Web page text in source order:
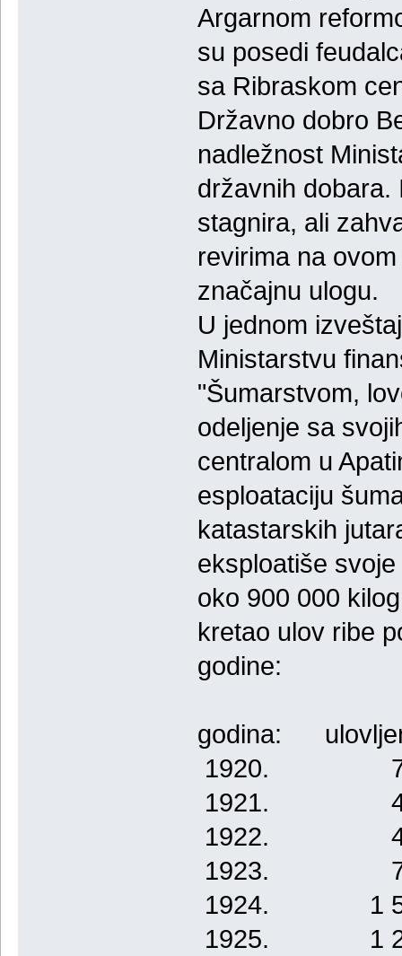
Argarnom
su posedi
sa Ribraskom
Državno dobro
nadležnost
državnih dobara.
stagnira, ali
revirima na
značajnu ulogu.
U jednom
Ministarstvu
"Šumarstvom,
odeljenje sa
centralom u
esploataciju
katastarskih
eksploatiše
oko 900 000
kretao ulov ribe
godine:
godina:
1920.
1921.
1922.
1923.
1924. 1
1925. 1